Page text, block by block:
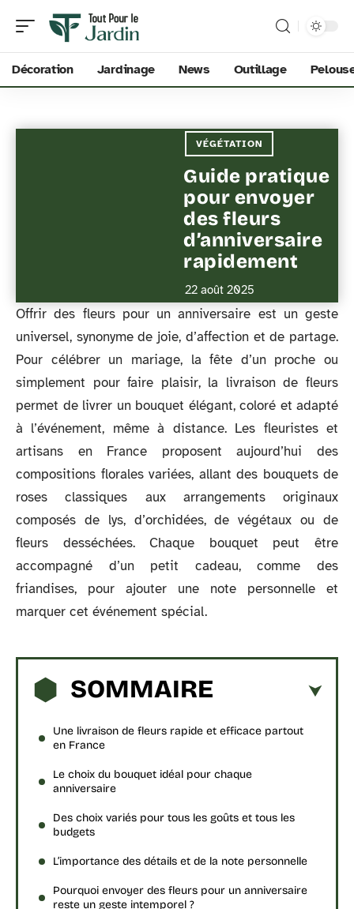
Décoration Jardinage News Outillage
VÉGÉTATION
Guide pratique
pour envoyer
des fleurs
d’anniversaire
rapidement
22 août 2025
Offrir des fleurs pour un anniversaire est un geste
universel, synonyme de joie, d’affection et de partage.
Pour célébrer un mariage, la fête d’un proche ou
simplement pour faire plaisir, la livraison de fleurs
permet de livrer un bouquet élégant, coloré et adapté
à l’événement, même à distance. Les fleuristes et
artisans en France proposent aujourd’hui des
compositions florales variées, allant des bouquets de
roses classiques aux arrangements originaux
composés de lys, d’orchidées, de végétaux ou de
fleurs desséchées. Chaque bouquet peut être
accompagné d’un petit cadeau, comme des
friandises, pour ajouter une note personnelle et
marquer cet événement spécial.
SOMMAIRE
Une livraison de fleurs rapide et efficace partout
en France
Le choix du bouquet idéal pour chaque
anniversaire
Des choix variés pour tous les goûts et tous les
budgets
L’importance des détails et de la note personnelle
Pourquoi envoyer des fleurs pour un anniversaire
reste un geste intemporel ?